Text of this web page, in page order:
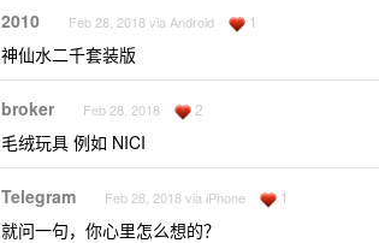
2010 Feb 28, 2018 via Android 1
神仙水二千套装版
broker Feb 28, 2018 2
毛绒玩具 例如 NICI
Telegram Feb 28, 2018 via iPhone 1
就问一句，你心里怎么想的？